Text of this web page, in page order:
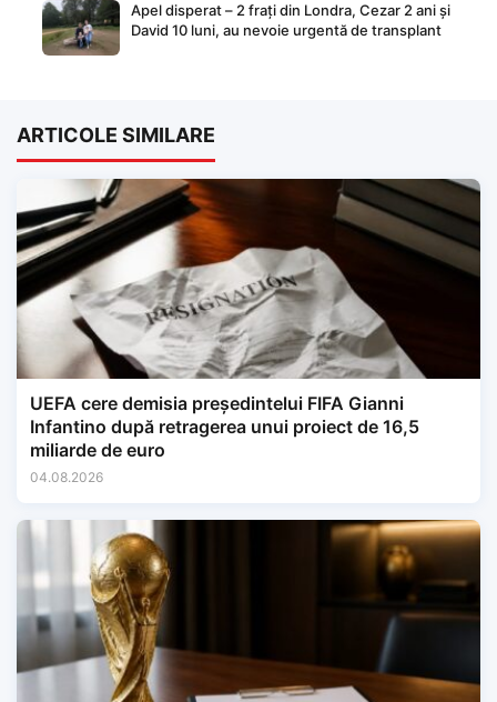
Apel disperat – 2 frați din Londra, Cezar 2 ani și
David 10 luni, au nevoie urgentă de transplant
ARTICOLE SIMILARE
UEFA cere demisia președintelui FIFA Gianni
Infantino după retragerea unui proiect de 16,5
miliarde de euro
04.08.2026